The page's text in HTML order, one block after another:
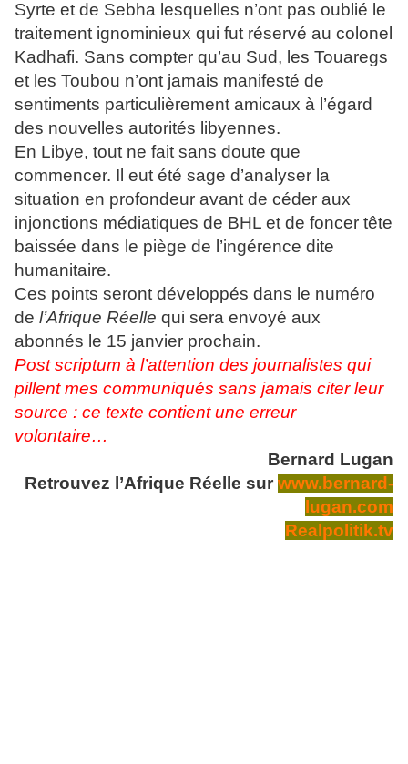
Syrte et de Sebha lesquelles n’ont pas oublié le
traitement ignominieux qui fut réservé au colonel
Kadhafi. Sans compter qu’au Sud, les Touaregs
et les Toubou n’ont jamais manifesté de
sentiments particulièrement amicaux à l’égard
des nouvelles autorités libyennes.
En Libye, tout ne fait sans doute que
commencer. Il eut été sage d’analyser la
situation en profondeur avant de céder aux
injonctions médiatiques de BHL et de foncer tête
baissée dans le piège de l’ingérence dite
humanitaire.
Ces points seront développés dans le numéro
de l’Afrique Réelle qui sera envoyé aux
abonnés le 15 janvier prochain.
Post scriptum à l’attention des journalistes qui
pillent mes communiqués sans jamais citer leur
source : ce texte contient une erreur
volontaire…
Bernard Lugan
Retrouvez l’Afrique Réelle sur www.bernard-
lugan.com
Realpolitik.tv